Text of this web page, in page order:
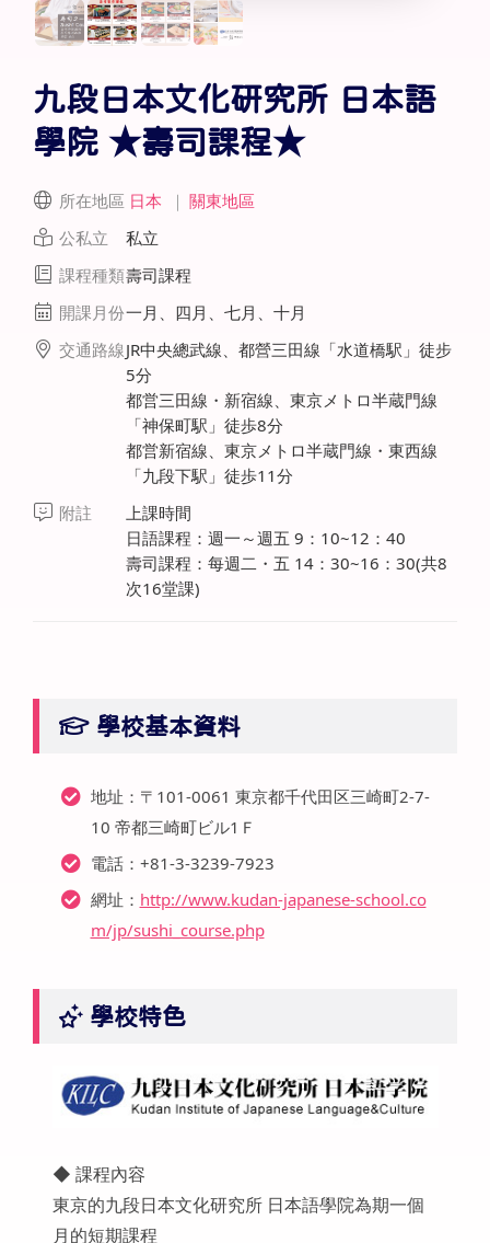
九段日本文化研究所 日本語
學院 ★壽司課程★
所在地區 日本 ｜ 關東地區
公私立
私立
課程種類壽司課程
開課月份一月、四月、七月、十月
交通路線JR中央總武線、都營三田線「水道橋駅」徒步
5分
都営三田線・新宿線、東京メトロ半蔵門線
「神保町駅」徒歩8分
都営新宿線、東京メトロ半蔵門線・東西線
「九段下駅」徒歩11分
附註
上課時間
日語課程：週一～週五 9：10~12：40
壽司課程：每週二・五 14：30~16：30(共8
次16堂課)
學校基本資料
地址：〒101-0061 東京都千代田区三崎町2-7-
10 帝都三崎町ビル1Ｆ
電話：+81-3-3239-7923
網址： http://www.kudan-japanese-school.co
m/jp/sushi_course.php
學校特色
◆ 課程內容
東京的九段日本文化研究所 日本語學院為期一個
月的短期課程